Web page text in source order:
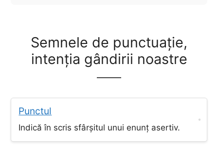
Semnele de punctuație,
intenția gândirii noastre
.
Punctul
Indică în scris sfârșitul unui enunț asertiv.